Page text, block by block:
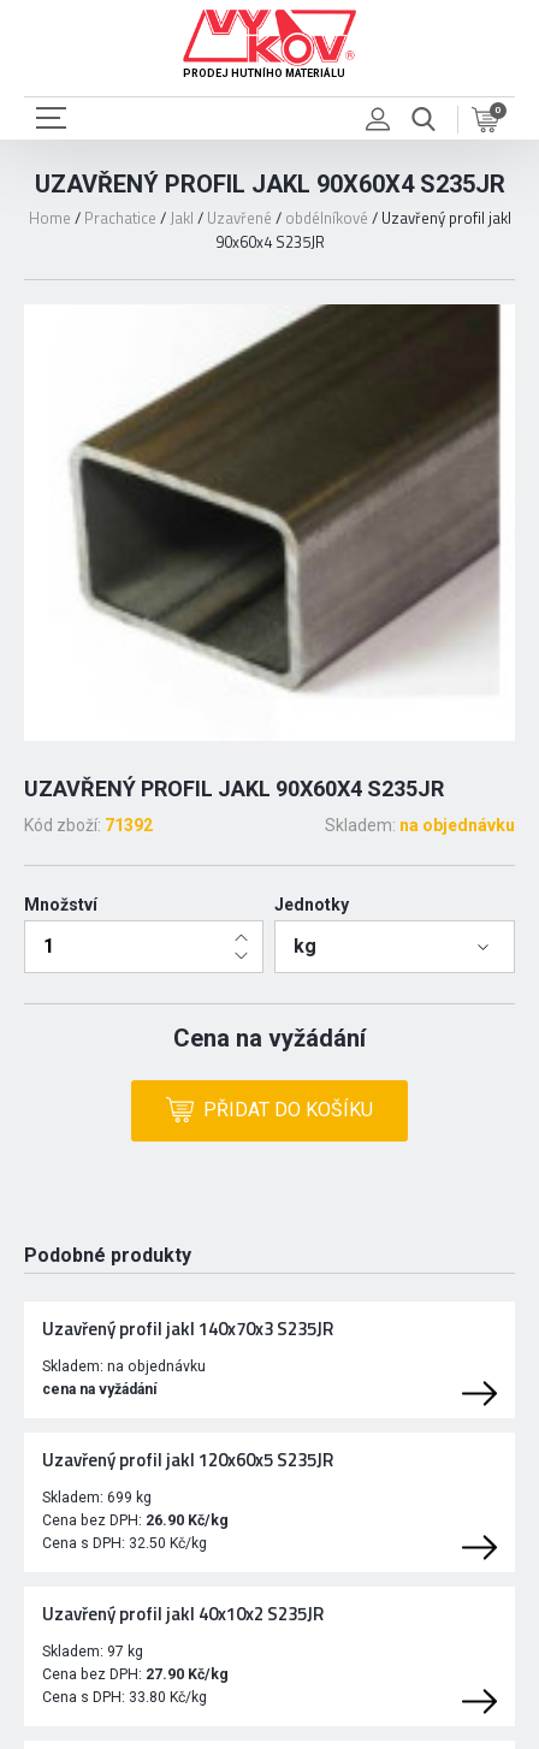
PRODEJ HUTNÍHO MATERIÁLU
0
UZAVŘENÝ PROFIL JAKL 90X60X4 S235JR
Home / Prachatice /Jakl / Uzavřené / obdélníkové / Uzavřený profil jakl
90x60x4 S235JR
UZAVŘENÝ PROFIL JAKL 90X60X4 S235JR
Kód zboží: 71392 Skladem: na objednávku
Množství Jednotky
kg
Cena na vyžádání
PŘIDAT DO KOŠÍKU
Podobné produkty
Uzavřený profil jakl 140x70x3 S235JR
Skladem: na objednávku
cena na vyžádání
Uzavřený profil jakl 120x60x5 S235JR
Skladem: 699 kg
Cena bez DPH: 26.90 Kč/kg
Cena s DPH: 32.50 Kč/kg
Uzavřený profil jakl 40x10x2 S235JR
Skladem: 97 kg
Cena bez DPH: 27.90 Kč/kg
Cena s DPH: 33.80 Kč/kg